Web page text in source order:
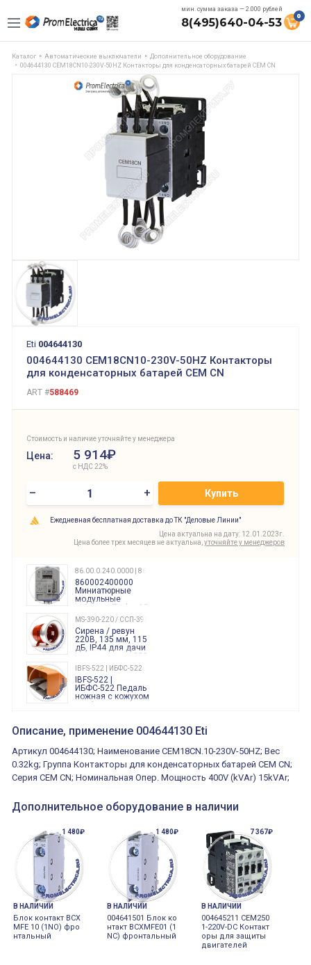
мин. сумма заказа — 2.000 рублей
8(495)640-04-53 0
Каталог Автоматические выключатели
Дополнительное оборудование
004644130 CEM18CN10-230V-50HZ Контакторы для конденсаторных батарей СЕМ CN
Eti 004644130
004644130 CEM18CN10-230V-50HZ Контакторы
для конденсаторных батарей СЕМ CN
ART #588469
Стоимость и наличие уточняйте у менеджера
Цена: 5 914₽
с НДС 22%
– + Купить
Ежедневная бесплатная доставка до ТК "Деловые Линии"
Цена актуальна на дату: 12.01.2023г.
Цена более трех месяцев не актуальна, уточняйте у менеджеров
86.00.0.240.0000 | 860002400000
860002400000
Миниатюрные
модульные
таймеры Finder, 12-
240 Вольт AC/DC
Finder
86.00.0.240.0000
MS-390-220 / ССП-390 220В
Сирена / ревун
220В, 135 мм, 115
дБ, IP44 для дачи
производства 220
Вольт звук ситены
"пожарная
тревога"
IBFS-522 | ИБФС-522
IBFS-522 |
ИБФС-522 Педаль
ножная с кожухом
двойная,
15Ампер 250В
XVR13M05L
Маячок
оранжевый
230VAC 130мм
ВКН8108
ВКН8108
выключатель
путевой,
регулируемый
ролик
800202300000С | 80 02 0 230 0000 С
многофункциональные
реле времени
0.1cек.-10 дней, 10
функций/режимов
Описание, применение 004644130 Eti
Артикул 004644130; Наименование CEM18CN.10-230V-50HZ; Вес
0.32kg; Группа Контакторы для конденсаторных батарей СЕМ CN;
Серия CEM CN; Номинальная Опер. Мощность 400V (kVAr) 15kVAr;
Дополнительное оборудование в наличии
1 480₽
В НАЛИЧИИ
Блок контакт BCX
MFE 10 (1NO) фро
нтальный
1 480₽
В НАЛИЧИИ
004641501 Блок ко
нтакт BCXMFE01 (1
NC) фронтальный
7 367₽
В НАЛИЧИИ
004645211 CEM250
1-220V-DC Контакт
оры для защиты
двигателей